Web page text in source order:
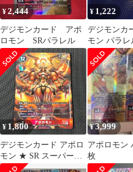
¥2,444
デジモンカード アポ
ロモン SRパラレル
¥ 1,222
デジモンカ
モン パラレ
¥1,800
デジモンカード アポロ
モン ★ SR スーパーレ
ア パラレル
¥3,999
アポロモン
枚